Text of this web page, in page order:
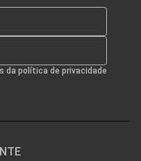
da política de privacidade